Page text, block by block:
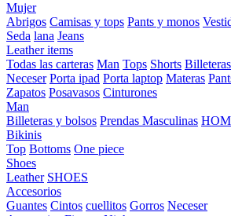
Mujer
Abrigos Camisas y tops Pants y monos
Seda lana Jeans
Leather items
Todas las carteras Man Tops Shorts Billeteras
Neceser Porta ipad Porta laptop Materas
Zapatos Posavasos Cinturones
Man
Billeteras y bolsos Prendas Masculinas
Bikinis
Top Bottoms One piece
Shoes
Leather SHOES
Accesorios
Guantes Cintos cuellitos Gorros Neceser